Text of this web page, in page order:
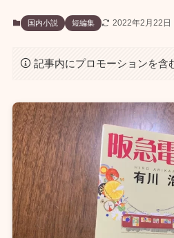
国内小説 短編集 2022年2月22日
記事内にプロモーションを含